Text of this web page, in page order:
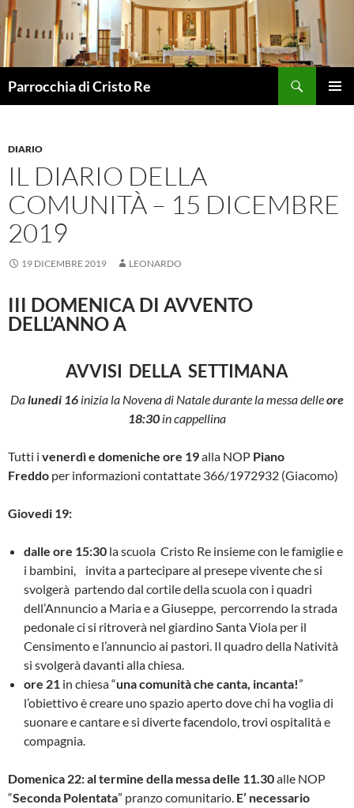
Vai
al
contenuto
Parrocchia di Cristo Re
DIARIO
IL DIARIO DELLA
COMUNITÀ – 15 DICEMBRE
2019
19 DICEMBRE 2019 LEONARDO
III DOMENICA DI AVVENTO
DELL’ANNO A
AVVISI DELLA SETTIMANA
Dalunedi 16 inizia la Novena di Natale durante la messa delleore
18:30 in cappellina
Tutti i venerdì e domeniche ore 19alla NOP Piano
Freddo per informazioni contattate 366/1972932 (Giacomo)
Giovedi 19:
dalle ore 15:30 la scuola Cristo Re insieme con le famiglie e
i bambini, invita a partecipare al presepe vivente che si
svolgerà partendo dal cortile della scuola con i quadri
dell’Annuncio a Maria e a Giuseppe, percorrendo la strada
pedonale ci si ritroverà nel giardino Santa Viola per il
Censimento e l’annuncio ai pastori. Il quadro della Natività
si svolgerà davanti alla chiesa.
ore 21 in chiesa “una comunità che canta, incanta!”
l’obiettivo è creare uno spazio aperto dove chi ha voglia di
suonare e cantare e si diverte facendolo, trovi ospitalità e
compagnia.
Domenica 22: al termine della messa delle 11.30alle NOP
“Seconda Polentata” pranzo comunitario. E’ necessario